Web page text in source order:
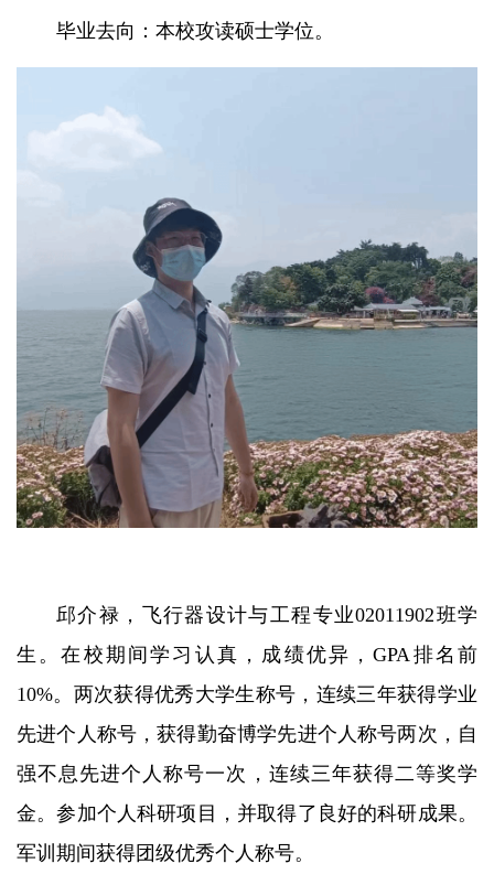
毕业去向：本校攻读硕士学位。
邱介禄，飞行器设计与工程专业02011902班学
生。在校期间学习认真，成绩优异，GPA排名前
10%。两次获得优秀大学生称号，连续三年获得学业
先进个人称号，获得勤奋博学先进个人称号两次，自
强不息先进个人称号一次，连续三年获得二等奖学
金。参加个人科研项目，并取得了良好的科研成果。
军训期间获得团级优秀个人称号。